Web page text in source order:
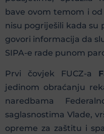
bave ovom temom i
nisu pogriješili kada su
govori informacija da
SIPA-e rade punom
Prvi čovjek FUCZ-a
jedinom obraćanju
naredbama
saglasnostima Vlade,
opreme za zaštitu i